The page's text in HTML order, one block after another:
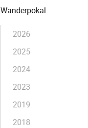
Wanderpokal
2026
2025
2024
2023
2019
2018